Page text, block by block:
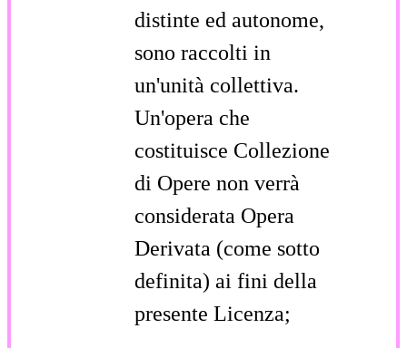
distinte ed autonome,
sono raccolti in
un'unità collettiva.
Un'opera che
costituisce Collezione
di Opere non verrà
considerata Opera
Derivata (come sotto
definita) ai fini della
presente Licenza;